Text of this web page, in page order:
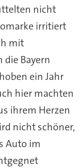
nicht
irritiert
mit
die Bayern
ein Jahr
hier machten
ihrem Herzen
nicht schöner,
Auto im